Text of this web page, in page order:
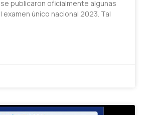
se publicaron oficialmente algunas
examen único nacional 2023. Tal